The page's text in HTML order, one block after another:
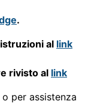
.
al link
rivisto al link
per assistenza